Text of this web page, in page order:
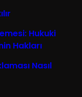
Hukuki
Hakları
Nasıl